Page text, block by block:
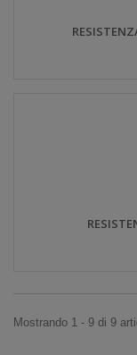
Mostrando 1 - 9 di 9